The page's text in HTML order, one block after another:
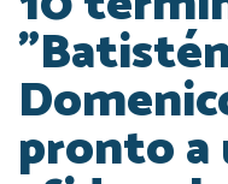
pronto a